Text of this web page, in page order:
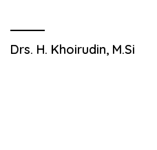
Drs. H. Khoirudin, M.Si